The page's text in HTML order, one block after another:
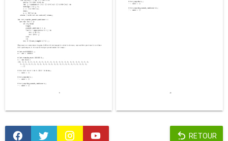
RETOUR